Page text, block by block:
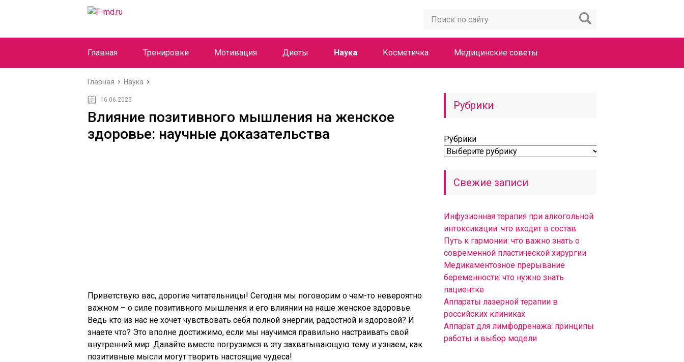
Главная Тренировки Мотивация Диеты Наука Косметичка Медицинские советы
Главная Наука
16.06.2025
Влияние позитивного мышления на женское
здоровье: научные доказательства
Приветствую вас, дорогие читательницы! Сегодня мы поговорим о чем-то невероятно
важном – о силе позитивного мышления и его влиянии на наше женское здоровье.
Ведь кто из нас не хочет чувствовать себя полной энергии, радостной и здоровой? И
знаете что? Это вполне достижимо, если мы научимся правильно настраивать свой
внутренний мир. Давайте вместе погрузимся в эту захватывающую тему и узнаем, как
позитивные мысли могут творить настоящие чудеса!
Рубрики
Рубрики
Свежие записи
Инфузионная терапия при алкогольной
интоксикации: что входит в состав
Путь к гармонии: что важно знать о
современной пластической хирургии
Медикаментозное прерывание
беременности: что нужно знать
пациентке
Аппараты лазерной терапии в
российских клиниках
Аппарат для лимфодренажа: принципы
работы и выбор модели